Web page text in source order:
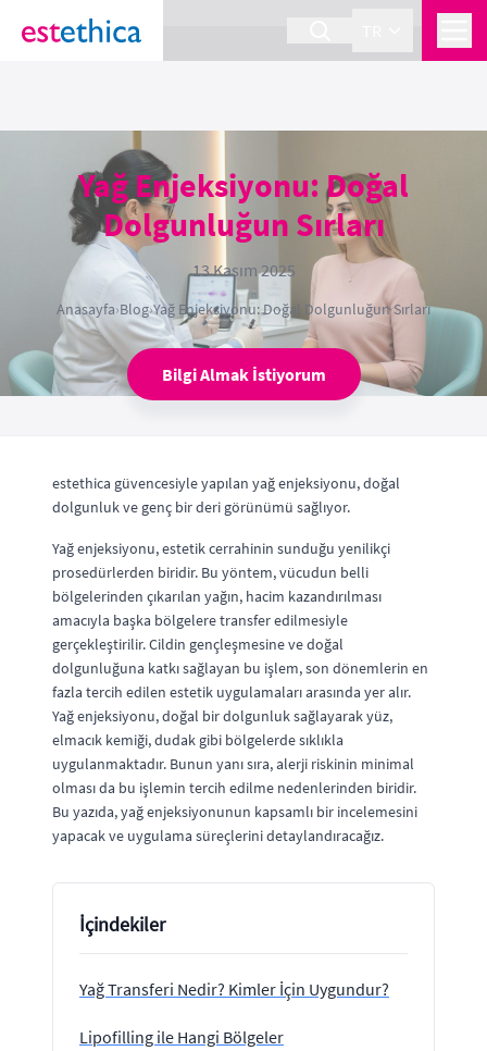
section Service {
Yağ Enjeksiyonu: Doğal
Dolgunluğun Sırları
13 Kasım 2025
Anasayfa›Blog›Yağ Enjeksiyonu: Doğal Dolgunluğun Sırları
Bilgi Almak İstiyorum
estethica güvencesiyle yapılan yağ enjeksiyonu, doğal
dolgunluk ve genç bir deri görünümü sağlıyor.
Yağ enjeksiyonu, estetik cerrahinin sunduğu yenilikçi
prosedürlerden biridir. Bu yöntem, vücudun belli
bölgelerinden çıkarılan yağın, hacim kazandırılması
amacıyla başka bölgelere transfer edilmesiyle
gerçekleştirilir. Cildin gençleşmesine ve doğal
dolgunluğuna katkı sağlayan bu işlem, son dönemlerin en
fazla tercih edilen estetik uygulamaları arasında yer alır.
Yağ enjeksiyonu, doğal bir dolgunluk sağlayarak yüz,
elmacık kemiği, dudak gibi bölgelerde sıklıkla
uygulanmaktadır. Bunun yanı sıra, alerji riskinin minimal
olması da bu işlemin tercih edilme nedenlerinden biridir.
Bu yazıda, yağ enjeksiyonunun kapsamlı bir incelemesini
yapacak ve uygulama süreçlerini detaylandıracağız.
İçindekiler
Yağ Transferi Nedir? Kimler İçin Uygundur?
Lipofilling ile Hangi Bölgeler